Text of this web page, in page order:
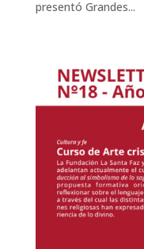
presentó Grandes...